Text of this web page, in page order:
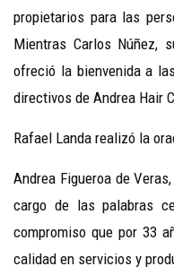
propietarios para las
Mientras Carlos Núñez,
ofreció la bienvenida a
directivos de Andrea Hair
Rafael Landa realizó la
Andrea Figueroa de
cargo de las palabras
compromiso que por 33
calidad en servicios y